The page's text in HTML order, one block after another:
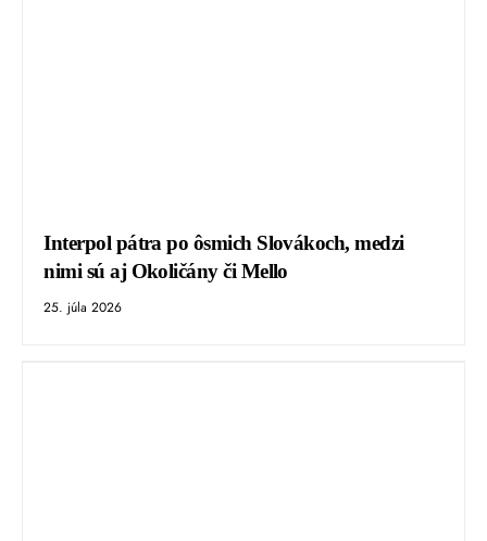
Interpol pátra po ôsmich Slovákoch, medzi
nimi sú aj Okoličány či Mello
25. júla 2026